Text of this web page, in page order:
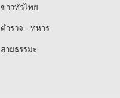
ข่าวทั่วไทย
ตำรวจ - ทหาร
สายธรรมะ